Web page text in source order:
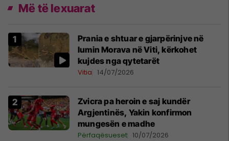
Më të lexuarat
Prania e shtuar e gjarpërinjve në
lumin Morava në Viti, kërkohet
kujdes nga qytetarët
Vitia 14/07/2026
Zvicra pa heroin e saj kundër
Argjentinës, Yakin konfirmon
mungesën e madhe
Përfaqësueset 10/07/2026